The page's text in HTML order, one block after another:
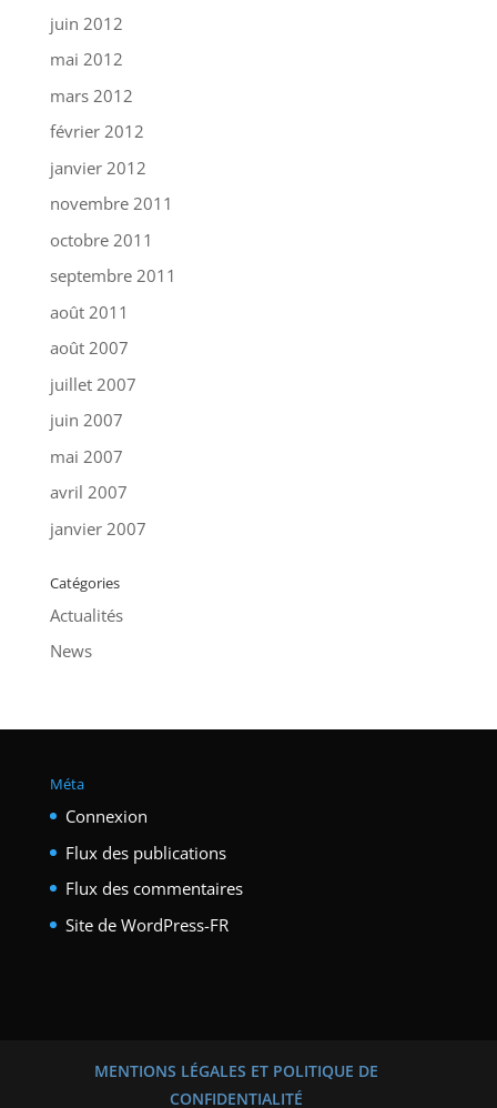
juin 2012
mai 2012
mars 2012
février 2012
janvier 2012
novembre 2011
octobre 2011
septembre 2011
août 2011
août 2007
juillet 2007
juin 2007
mai 2007
avril 2007
janvier 2007
Catégories
Actualités
News
Méta
Connexion
Flux des publications
Flux des commentaires
Site de WordPress-FR
MENTIONS LÉGALES ET POLITIQUE DE
CONFIDENTIALITÉ